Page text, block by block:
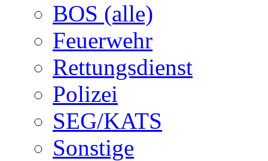
BOS (alle)
Feuerwehr
Rettungsdienst
Polizei
SEG/KATS
Sonstige